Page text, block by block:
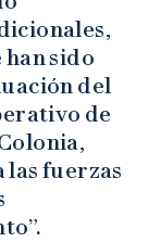
han sido
del
de
las fuerzas